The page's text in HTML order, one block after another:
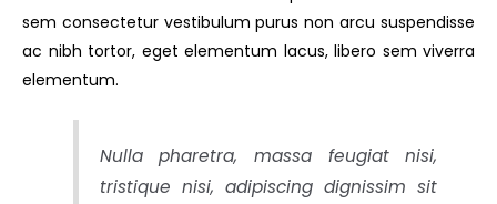
sem consectetur vestibulum purus non arcu suspendisse
ac nibh tortor, eget elementum lacus, libero sem viverra
elementum.
Nulla pharetra, massa feugiat nisi,
tristique nisi, adipiscing dignissim sit